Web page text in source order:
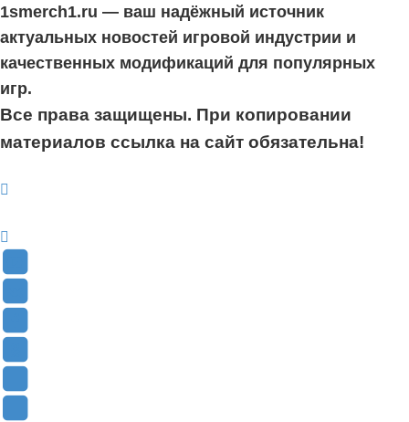
1smerch1.ru — ваш надёжный источник
актуальных новостей игровой индустрии и
качественных модификаций для популярных
игр.
Все права защищены. При копировании
материалов ссылка на сайт обязательна!